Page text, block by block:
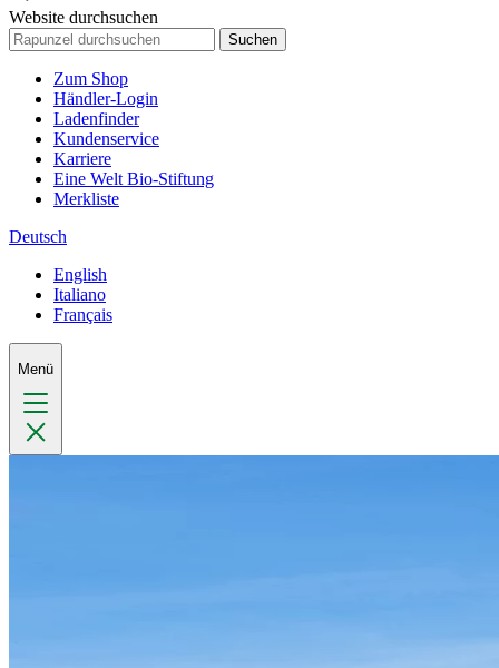
Website durchsuchen
Suchen
Zum Shop
Händler-Login
Ladenfinder
Kundenservice
Karriere
Eine Welt Bio-Stiftung
Merkliste
Deutsch
English
Italiano
Français
Menü